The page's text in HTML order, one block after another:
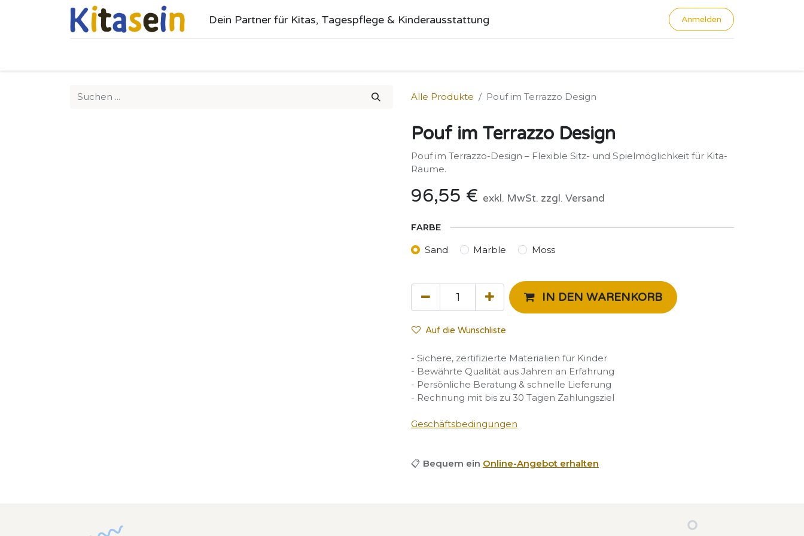
Dein Partner für Kitas, Tagespflege & Kinderausstattung Anmelden
Alle Produkte Pouf im Terrazzo Design
Pouf im Terrazzo Design
Pouf im Terrazzo-Design – Flexible Sitz- und Spielmöglichkeit für Kita-
Räume.
96,55 € exkl. MwSt. zzgl. Versand
FARBE
Sand Marble Moss
IN DEN WARENKORB
Auf die Wunschliste
- Sichere, zertifizierte Materialien für Kinder
- Bewährte Qualität aus Jahren an Erfahrung
- Persönliche Beratung & schnelle Lieferung
- Rechnung mit bis zu 30 Tagen Zahlungsziel
Geschäftsbedingungen
📋 Bequem ein Online-Angebot erhalten